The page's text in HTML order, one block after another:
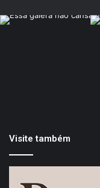
Visite também